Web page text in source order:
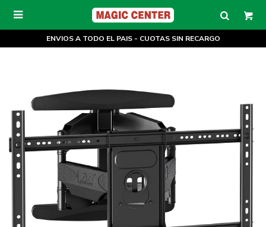

ENVIOS A TODO EL PAIS - CUOTAS SIN RECARGO